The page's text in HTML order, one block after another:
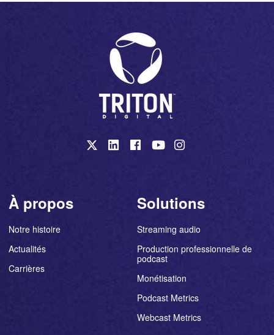
À propos
Notre histoire
Actualités
Carrières
Solutions
Streaming audio
Production professionnelle de
podcast
Monétisation
Podcast Metrics
Webcast Metrics